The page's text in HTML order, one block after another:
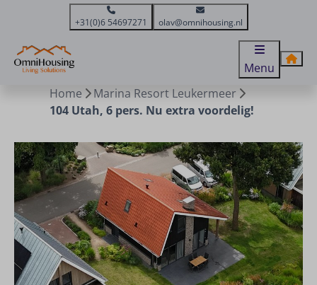
+31(0)6 54697271 olav@omnihousing.nl
Menu
Home
Marina Resort Leukermeer
104 Utah, 6 pers. Nu extra voordelig!